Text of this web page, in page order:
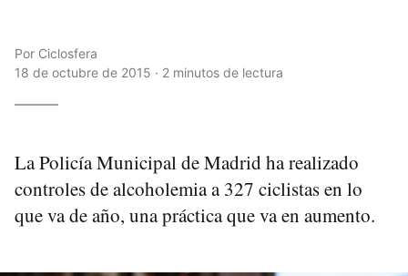
Por Ciclosfera
18 de octubre de 2015 · 2 minutos de lectura
La Policía Municipal de Madrid ha realizado
controles de alcoholemia a 327 ciclistas en lo
que va de año, una práctica que va en aumento.